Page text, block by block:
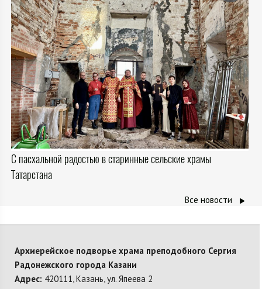
С пасхальной радостью в старинные сельские храмы
Татарстана
Все новости
Архиерейское подворье храма преподобного Сергия
Радонежского города Казани
Адрес: 420111, Казань, ул. Япеева 2